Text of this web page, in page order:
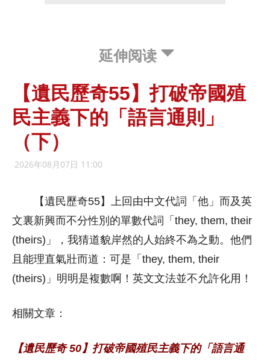
延伸阅读
【遺民歷奇55】打破帝國殖
民主義下的「語言通則」
（下）
2026年08月07日 11:00
【遺民歷奇55】上回由中文代詞「他」而及英
文裏新興而不分性別的單數代詞「they, them, their
(theirs)」，我猜道貌岸然的人始終不為之動。他們
且能理直氣壯而道：可是「they, them, their
(theirs)」明明是複數啊！英文文法並不允許化用！
相關文章：
【遺民歷奇 50】打破帝國殖民主義下的「語言通